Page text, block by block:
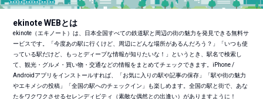
ekinote WEBとは
ekinote（エキノート）は、日本全国すべての鉄道駅と周辺の街の魅力を発見できる無料サ
ービスです。「今度あの駅に行くけど、周辺にどんな場所があるんだろう？」「いつも使
っている駅だけど、もっとディープな情報が知りたいな！」というとき、駅名で検索し
て、観光・グルメ・買い物・交通などの情報をまとめてチェックできます。iPhone /
Androidアプリをインストールすれば、「お気に入りの駅や記事の保存」「駅や街の魅力
やエキメシの投稿」「全国の駅へのチェックイン」も楽しめます。全国の駅と街で、あな
たをワクワクさせるセレンディピティ（素敵な偶然との出逢い）がありますように！